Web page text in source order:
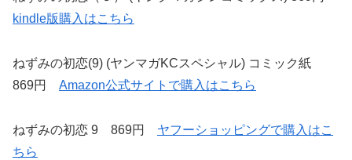
kindle版購入はこちら
ねずみの初恋(9) (ヤンマガKCスペシャル) コミック紙
869円 Amazon公式サイトで購入はこちら
ねずみの初恋 9 869円 ヤフーショッピングで購入はこ
ちら